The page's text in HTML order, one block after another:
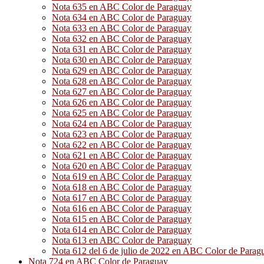
Nota 635 en ABC Color de Paraguay
Nota 634 en ABC Color de Paraguay
Nota 633 en ABC Color de Paraguay
Nota 632 en ABC Color de Paraguay
Nota 631 en ABC Color de Paraguay
Nota 630 en ABC Color de Paraguay
Nota 629 en ABC Color de Paraguay
Nota 628 en ABC Color de Paraguay
Nota 627 en ABC Color de Paraguay
Nota 626 en ABC Color de Paraguay
Nota 625 en ABC Color de Paraguay
Nota 624 en ABC Color de Paraguay
Nota 623 en ABC Color de Paraguay
Nota 622 en ABC Color de Paraguay
Nota 621 en ABC Color de Paraguay
Nota 620 en ABC Color de Paraguay
Nota 619 en ABC Color de Paraguay
Nota 618 en ABC Color de Paraguay
Nota 617 en ABC Color de Paraguay
Nota 616 en ABC Color de Paraguay
Nota 615 en ABC Color de Paraguay
Nota 614 en ABC Color de Paraguay
Nota 613 en ABC Color de Paraguay
Nota 612 del 6 de julio de 2022 en ABC Color de
Nota 724 en ABC Color de Paraguay